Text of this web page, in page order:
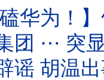
竹知了 ⋯ 哇哇
路！】胡锦涛举家
动了谁？】北戴河会议